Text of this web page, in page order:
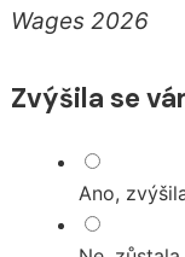
Wages 2026
Zvýšila se
Ano,